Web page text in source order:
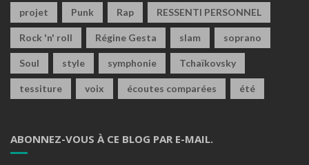
projet Punk Rap RESSENTI PERSONNEL
Rock 'n' roll Régine Gesta slam soprano
Soul style symphonie Tchaïkovsky
tessiture voix écoutes comparées été
ABONNEZ-VOUS À CE BLOG PAR E-MAIL.